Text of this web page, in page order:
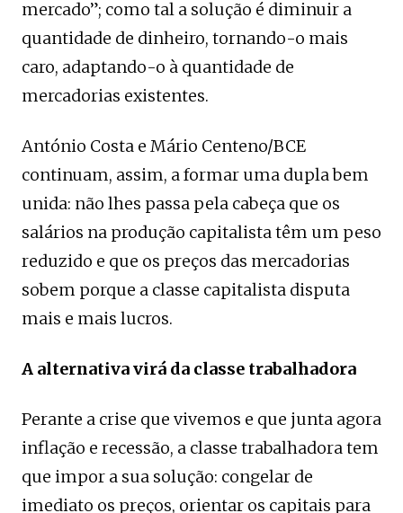
mercado”; como tal a solução é diminuir a
quantidade de dinheiro, tornando-o mais
caro, adaptando-o à quantidade de
mercadorias existentes.
António Costa e Mário Centeno/BCE
continuam, assim, a formar uma dupla bem
unida: não lhes passa pela cabeça que os
salários na produção capitalista têm um peso
reduzido e que os preços das mercadorias
sobem porque a classe capitalista disputa
mais e mais lucros.
A alternativa virá da classe trabalhadora
Perante a crise que vivemos e que junta agora
inflação e recessão, a classe trabalhadora tem
que impor a sua solução: congelar de
imediato os preços, orientar os capitais para